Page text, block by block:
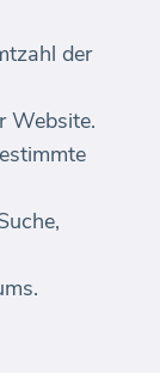
der
Website.